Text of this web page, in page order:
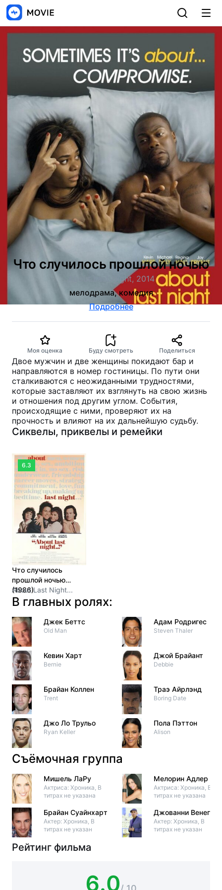
Что случилось прошлой ночью
About Last Night, 2014
мелодрама, комедия
Подробнее
Моя оценка Буду смотреть Поделиться
Двое мужчин и две женщины покидают бар и
направляются в номер гостиницы. По пути они
сталкиваются с неожиданными трудностями,
которые заставляют их взглянуть на свою жизнь
и отношения под другим углом. События,
происходящие с ними, проверяют их на
прочность и влияют на их дальнейшую судьбу.
Сиквелы, приквелы и ремейки
6.3
Что случилось
прошлой ночью
(1986)
About Last Night...
В главных ролях:
Джек Беттс
Old Man
Кевин Харт
Bernie
Брайан Коллен
Trent
Джо Ло Трульо
Ryan Keller
Адам Родригес
Steven Thaler
Джой Брайант
Debbie
Траэ Айрлэнд
Boring Date
Пола Пэттон
Alison
Съёмочная группа
Мишель ЛаРу
Актриса: Хроника, В
титрах не указана
Брайан Суайнхарт
Актер: Хроника, В
титрах не указан
Мелорин Адлер
Актриса: Хроника, В
титрах не указана
Джованни Венегас
Актер: Хроника, В
титрах не указан
Рейтинг фильма
6.0